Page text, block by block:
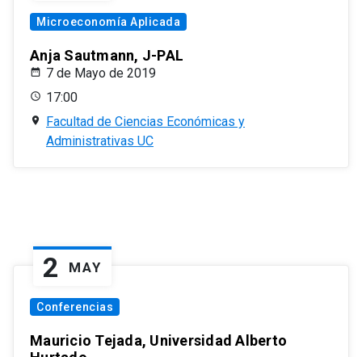
Microeconomía Aplicada
Anja Sautmann, J-PAL
7 de Mayo de 2019
17:00
Facultad de Ciencias Económicas y
Administrativas UC
2 MAY
Conferencias
Mauricio Tejada, Universidad Alberto